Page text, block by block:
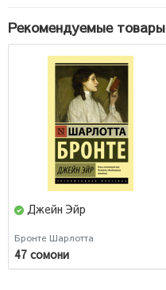
Рекомендуемые товары
Джейн Эйр
Бронте Шарлотта
47 сомони